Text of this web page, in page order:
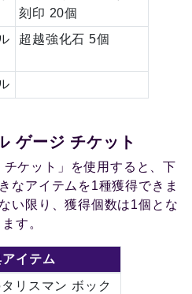
刻印 20個
超越強化石 5個
ゲージ チケット
チケット」を使用すると、下
なアイテムを1種獲得できま
い限り、獲得個数は1個とな
ます。
イテム
リスマン ボック